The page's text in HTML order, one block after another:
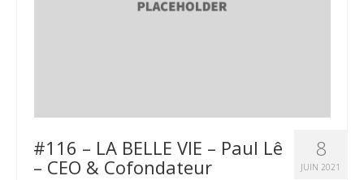
8
JUIN 2021
#116 – LA BELLE VIE – Paul Lê
– CEO & Cofondateur